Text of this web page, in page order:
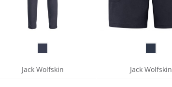
Jack Wolfskin Jack Wolfskin